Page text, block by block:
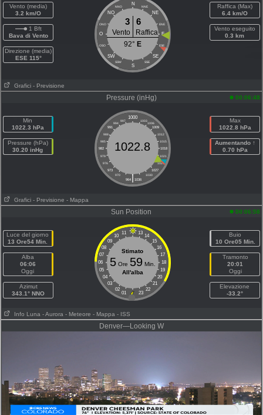
Vento (media)
3.2 km/O
1 Bft
Bava di Vento
Direzione (media)
ESE 115°
N
NNO NNE
NO NE
ONO ENE
O E
OSO ESE
SW SE
SSW SSE
S
3 6
Vento
Raffica
92° E
Raffica (Max)
6.4 km/O
Vento eseguito
0.3 km
Grafici - Previsione
Pressure (inHg) 00:06:48
Min
1022.3 hPa
Pressure (hPa)
30.20 inHg
1000
997 1003
994
1006
991
1009
988
1012
985
1015
982
1018
979
1021
976
1024
973
1027
970
1030
|
964 1036
1022.8
Max
1022.8 hPa
Aumentando ↑
0.70 hPa
Grafici - Previsione - Mappa
Sun Position 00:06:58
Luce del giorno
13 Ore54 Min.
Alba
06:06
Oggi
Azimut
343.1° NNO
11 13
10
14
09
15
08
16
07
17
06
18
05
19
04
20
03
21
02
22
01 23
Stimato
5Ore 59Min.
All'alba
Buio
10 Ore05 Min.
Tramonto
20:01
Oggi
Elevazione
-33.2°
Info Luna - Aurora - Meteore - Mappa - ISS
Denver—Looking W